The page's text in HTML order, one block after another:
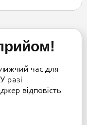
час для
разі
відповість